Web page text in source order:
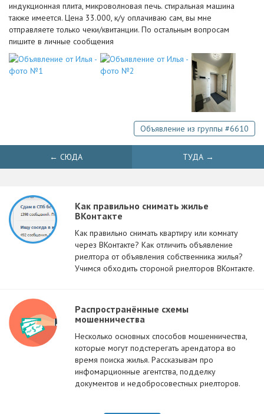
индукционная плита, микроволновая печь. стиральная машина
также имеется. Цена 33.000, к/у оплачиваю сам, вы мне
отправляете только чеки/квитанции. По остальным вопросам
пишите в личные сообщения
Объявление из группы #6610
← СЮДА ТУДА →
Как правильно снимать жилье
ВКонтакте
Как правильно снимать квартиру или комнату
через ВКонтакте? Как отличить объявление
риелтора от объявления собственника жилья?
Учимся обходить стороной риелторов ВКонтакте.
Распространённые схемы
мошенничества
Несколько основных способов мошенничества,
которые могут подстерегать арендатора во
время поиска жилья. Рассказывам про
инфомарционные агентства, подделку
документов и недобросовестных риелторов.